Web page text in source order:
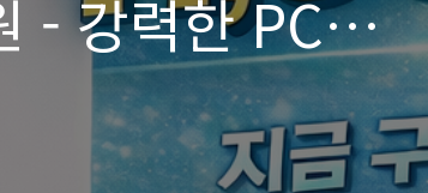
- 강력한 PC